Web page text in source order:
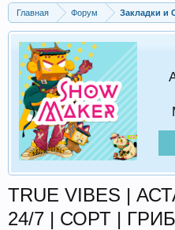
Главная Форум Закладки и
TRUE VIBES |
24/7 | СОРТ |